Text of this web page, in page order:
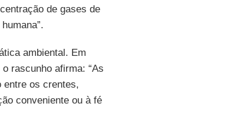
de gases de
ambiental. Em
rascunho afirma: “As
entre os crentes,
conveniente ou à fé